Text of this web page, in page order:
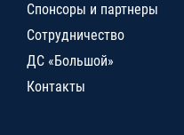
Спонсоры и партнеры
Сотрудничество
ДС «Большой»
Контакты